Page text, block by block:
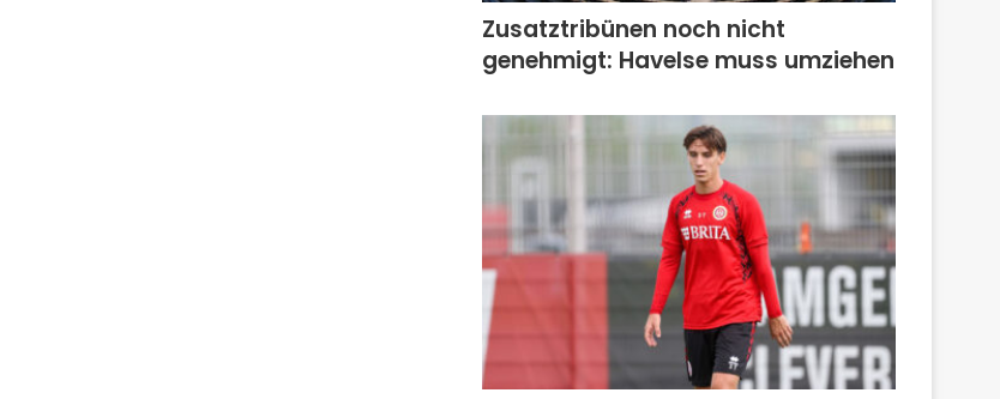
Zusatztribünen noch nicht
genehmigt: Havelse muss umziehen